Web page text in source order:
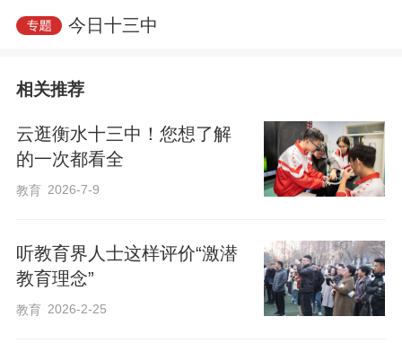
现着“激潜教育”的理念浸润。王树国对学校
校把育人的思想和智慧镶嵌在每一处空
感受到温暖、感受到希望！”
报告会上，王树国以《新技术革命背景下
阔的视野与富有感染力的语言，将百年变
局、技术颠覆与青年使命一一铺陈，如同
一场思想飓风，将前沿思考与时代叩问一
今日十三中
相关推荐
云逛衡水十三中！您想了解
的一次都看全
教育 2026-7-9
听教育界人士这样评价“激潜
教育理念”
教育 2026-2-25